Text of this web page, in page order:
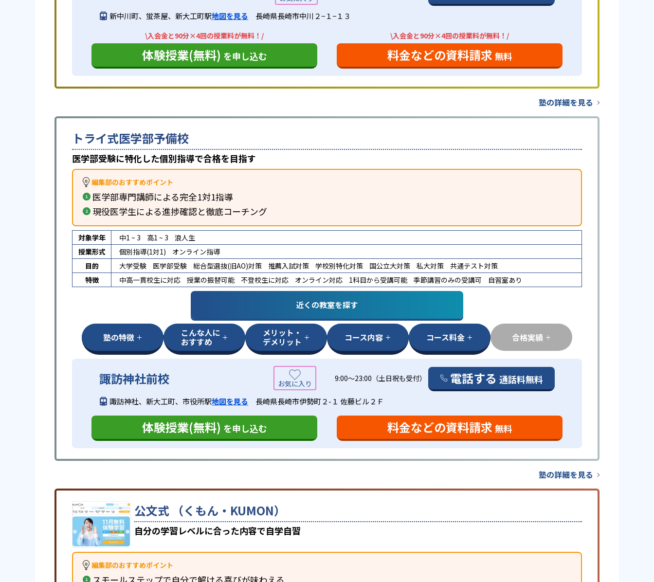
新中川町、蛍茶屋、新大工町駅地図を見る 長崎県長崎市中川２−１−１３
\入会金と90分×4回の授業料が無料！/
体験授業(無料) を申し込む
\入会金と90分×4回の授業料が無料！/
料金などの資料請求 無料
塾の詳細を見る
トライ式医学部予備校
医学部受験に特化した個別指導で合格を目指す
編集部のおすすめポイント
医学部専門講師による完全1対1指導
現役医学生による進捗確認と徹底コーチング
対象学年 中1 ~ 3 高1 ~ 3
浪人生
授業形式
個別指導(1対1)
オンライン指導
目的
大学受験 医学部受験 総合型選抜(旧AO)対策 推薦入試対策 学校別特化対策 国公立大対策 私大対策
共通テスト対策
特徴
中高一貫校生に対応 授業の振替可能 不登校生に対応 オンライン対応 1科目から受講可能 季節講習のみの受講可 自習室あり
近くの教室を探す
塾の特徴 こんな人に
おすすめ
メリット・
デメリット コース内容 コース料金 合格実績
諏訪神社前校 9:00～23:00（土日祝も受付） 電話する 通話料無料
諏訪神社、新大工町、市役所駅地図を見る 長崎県長崎市伊勢町２-１ 佐藤ビル２Ｆ
体験授業(無料) を申し込む 料金などの資料請求 無料
塾の詳細を見る
公文式 （くもん・KUMON）
自分の学習レベルに合った内容で自学自習
編集部のおすすめポイント